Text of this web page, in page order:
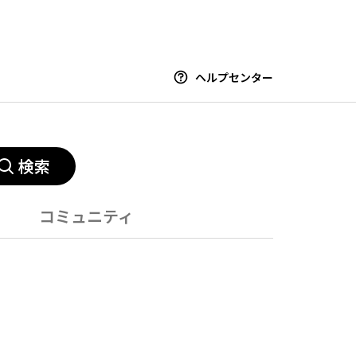
ヘルプセンター
検索
コミュニティ